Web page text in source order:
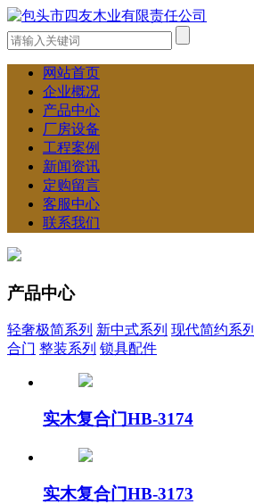
网站首页
企业概况
产品中心
厂房设备
工程案例
新闻资讯
定购留言
客服中心
联系我们
产品中心
轻奢极简系列 新中式系列 现代简约系列
合门 整装系列 锁具配件
实木复合门HB-3174
实木复合门HB-3173